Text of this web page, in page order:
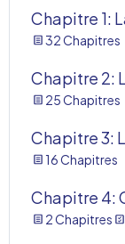
Chapitre 1:
32 Chapitres
Chapitre 2:
25 Chapitres
Chapitre 3:
16 Chapitres
Chapitre 4:
2 Chapitres